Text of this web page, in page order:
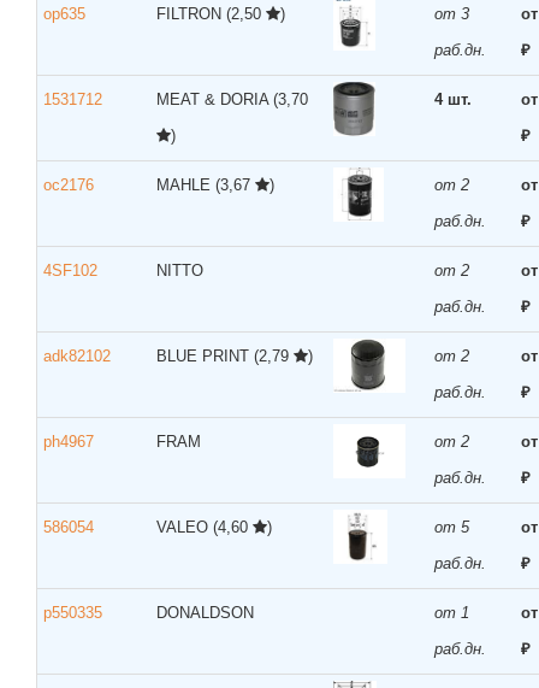
op635 FILTRON (2,50 )
от 3
раб.дн.
₽
1531712 MEAT & DORIA (3,70
)
4 шт.
₽
oc2176 MAHLE (3,67 )
от 2
раб.дн.
₽
4SF102 NITTO
от 2
раб.дн.
₽
adk82102 BLUE PRINT (2,79 )
от 2
раб.дн.
₽
ph4967 FRAM
от 2
раб.дн.
₽
586054 VALEO (4,60 )
от 5
раб.дн.
₽
p550335 DONALDSON
от 1
раб.дн.
₽